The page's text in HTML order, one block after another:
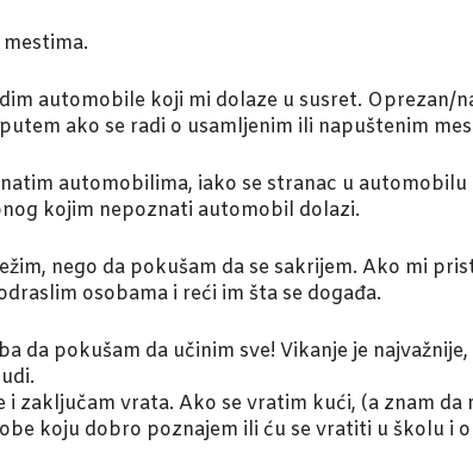
automobile koji mi dolaze u susret. Oprezan/
ako se radi o usamljenim ili napuštenim
automobilima, iako se stranac u automobilu
kojim nepoznati automobil dolazi.
nego da pokušam da se sakrijem. Ako mi
osobama i reći im šta se događa.
da pokušam da učinim sve! Vikanje je najvažnije,
zaključam vrata. Ako se vratim kući, (a znam da
koju dobro poznajem ili ću se vratiti u školu i